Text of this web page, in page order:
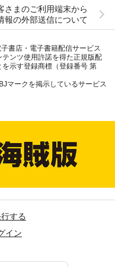
さまのご利用端末から
報の外部送信について
書店・電子書籍配信サービス
ンツ使用許諾を得た正規版配
示す登録商標（登録番号 第
マークを掲示しているサービス
する
イン